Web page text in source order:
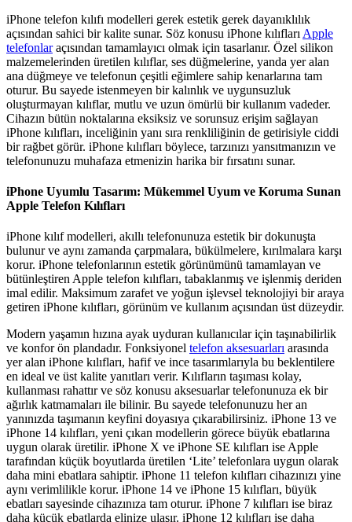
iPhone telefon kılıfı modelleri gerek estetik gerek dayanıklılık
açısından sahici bir kalite sunar. Söz konusu iPhone kılıfları Apple
telefonlaraçısından tamamlayıcı olmak için tasarlanır. Özel silikon
malzemelerinden üretilen kılıflar, ses düğmelerine, yanda yer alan
ana düğmeye ve telefonun çeşitli eğimlere sahip kenarlarına tam
oturur. Bu sayede istenmeyen bir kalınlık ve uygunsuzluk
oluşturmayan kılıflar, mutlu ve uzun ömürlü bir kullanım vadeder.
Cihazın bütün noktalarına eksiksiz ve sorunsuz erişim sağlayan
iPhone kılıfları, inceliğinin yanı sıra renkliliğinin de getirisiyle ciddi
bir rağbet görür. iPhone kılıfları böylece, tarzınızı yansıtmanızın ve
telefonunuzu muhafaza etmenizin harika bir fırsatını sunar.
iPhone Uyumlu Tasarım: Mükemmel Uyum ve Koruma Sunan
Apple Telefon Kılıfları
iPhone kılıf modelleri, akıllı telefonunuza estetik bir dokunuşta
bulunur ve aynı zamanda çarpmalara, bükülmelere, kırılmalara karşı
korur. iPhone telefonlarının estetik görünümünü tamamlayan ve
bütünleştiren Apple telefon kılıfları, tabaklanmış ve işlenmiş deriden
imal edilir. Maksimum zarafet ve yoğun işlevsel teknolojiyi bir araya
getiren iPhone kılıfları, görünüm ve kullanım açısından üst düzeydir.
Modern yaşamın hızına ayak uyduran kullanıcılar için taşınabilirlik
ve konfor ön plandadır. Fonksiyonel telefon aksesuarları arasında
yer alan iPhone kılıfları, hafif ve ince tasarımlarıyla bu beklentilere
en ideal ve üst kalite yanıtları verir. Kılıfların taşıması kolay,
kullanması rahattır ve söz konusu aksesuarlar telefonunuza ek bir
ağırlık katmamaları ile bilinir. Bu sayede telefonunuzu her an
yanınızda taşımanın keyfini doyasıya çıkarabilirsiniz. iPhone 13 ve
iPhone 14 kılıfları, yeni çıkan modellerin görece büyük ebatlarına
uygun olarak üretilir. iPhone X ve iPhone SE kılıfları ise Apple
tarafından küçük boyutlarda üretilen ‘Lite’ telefonlara uygun olarak
daha mini ebatlara sahiptir. iPhone 11 telefon kılıfları cihazınızı yine
aynı verimlilikle korur. iPhone 14 ve iPhone 15 kılıfları, büyük
ebatları sayesinde cihazınıza tam oturur. iPhone 7 kılıfları ise biraz
daha küçük ebatlarda elinize ulaşır. iPhone 12 kılıfları ise daha